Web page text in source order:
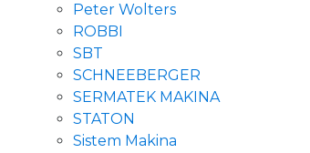
Peter Wolters
ROBBI
SBT
SCHNEEBERGER
SERMATEK MAKINA
STATON
Sistem Makina